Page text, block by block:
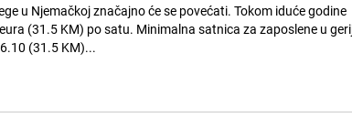
u Njemačkoj značajno će se povećati. Tokom iduće godine
(31.5 KM) po satu. Minimalna satnica za zaposlene u
(31.5 KM)...